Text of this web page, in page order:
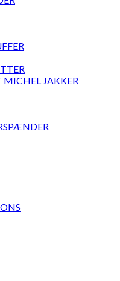
JAKKER